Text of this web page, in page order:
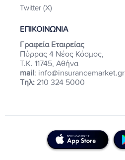
Twitter (X)
ΕΠΙΚΟΙΝΩΝΙΑ
Γραφεία Εταιρείας
Πύρρας 4 Νέος Κόσμος,
Τ.Κ. 11745, Αθήνα
mail: info@insurancemarket.gr
Τηλ: 210 324 5000